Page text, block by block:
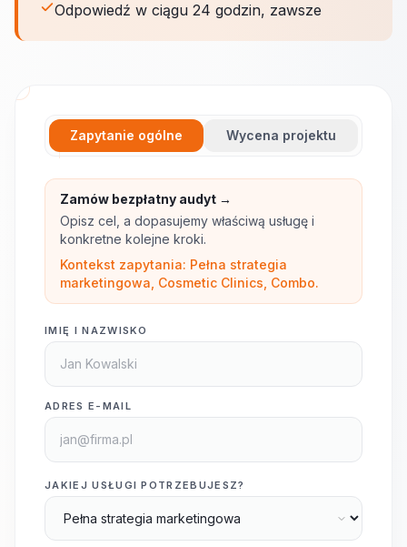
Odpowiedź w ciągu 24 godzin, zawsze
Zapytanie ogólne Wycena projektu
Zamów bezpłatny audyt →
Opisz cel, a dopasujemy właściwą usługę i
konkretne kolejne kroki.
Kontekst zapytania: Pełna strategia
marketingowa, Cosmetic Clinics, Combo.
IMIĘ I NAZWISKO
ADRES E-MAIL
JAKIEJ USŁUGI POTRZEBUJESZ?